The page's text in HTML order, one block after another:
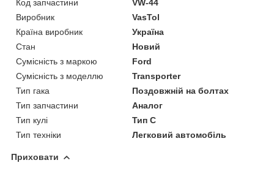
Код запчастини
VW-44
Виробник
VasTol
Країна виробник
Україна
Стан
Новий
Сумісність з маркою
Ford
Сумісність з моделлю
Transporter
Тип гака
Поздовжній на болтах
Тип запчастини
Аналог
Тип кулі
Тип C
Тип техніки
Легковий автомобіль
Приховати